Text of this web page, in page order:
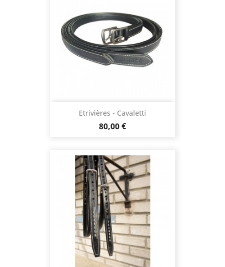
Etrivières - Cavaletti
Prix
80,00 €